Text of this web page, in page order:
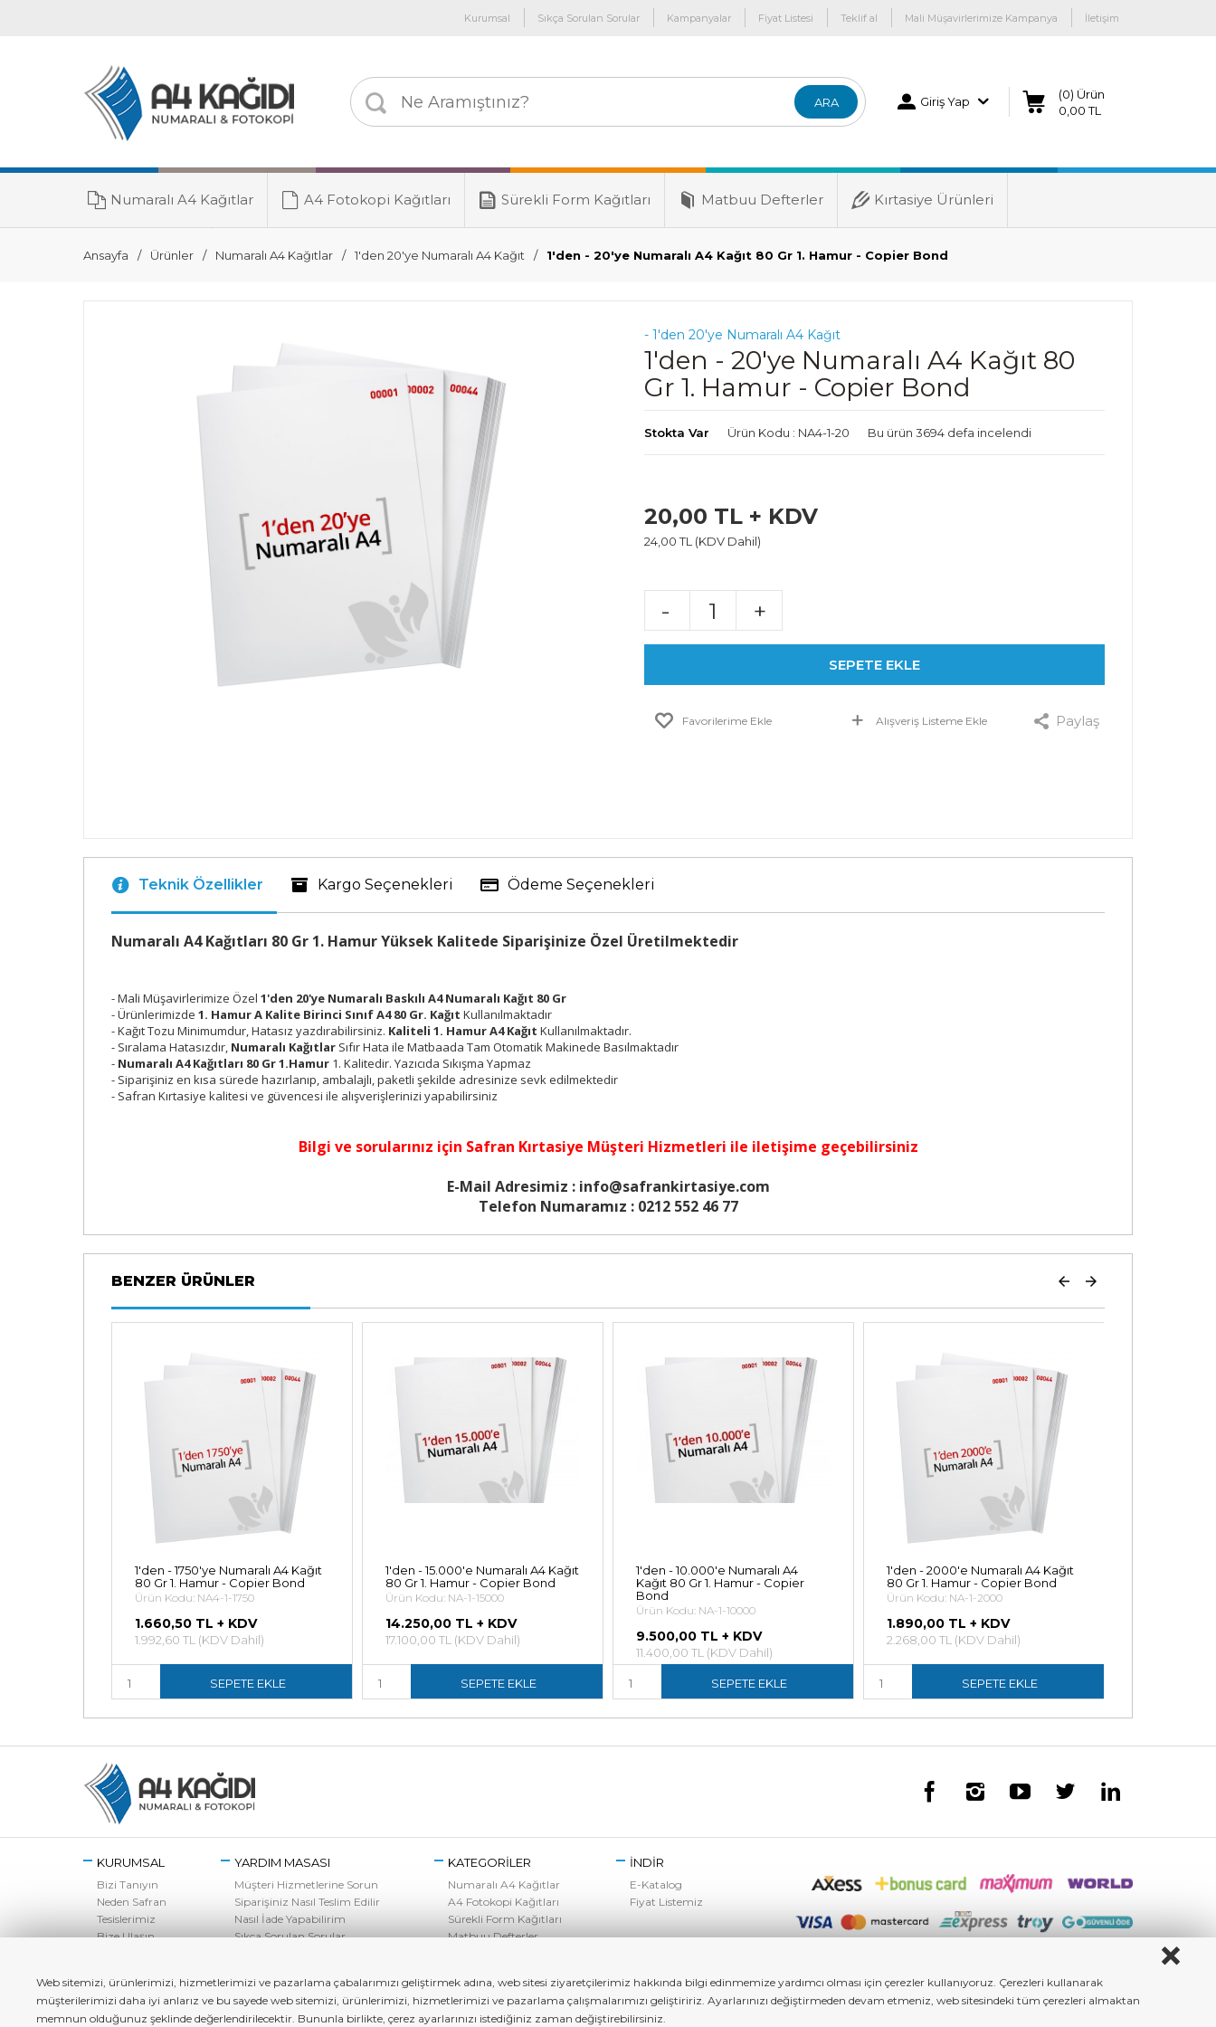
Kurumsal Sıkça Sorulan Sorular Kampanyalar Fiyat Listesi Teklif al Mali Müşavirlerimize Kampanya İletişim
ARA Giriş Yap
(0) Ürün
0,00 TL
Numaralı A4 Kağıtlar A4 Fotokopi Kağıtları Sürekli Form Kağıtları Matbuu Defterler Kırtasiye Ürünleri
Toner Grubu
Ansayfa Ürünler Numaralı A4 Kağıtlar 1'den 20'ye Numaralı A4 Kağıt 1'den - 20'ye Numaralı A4 Kağıt 80 Gr 1. Hamur - Copier Bond
- 1'den 20'ye Numaralı A4 Kağıt
1'den - 20'ye Numaralı A4 Kağıt 80
Gr 1. Hamur - Copier Bond
Stokta Var Ürün Kodu : NA4-1-20 Bu ürün 3694 defa incelendi
20,00 TL + KDV
24,00 TL (KDV Dahil)
- +
SEPETE EKLE
Favorilerime Ekle Alışveriş Listeme Ekle Paylaş
Teknik Özellikler Kargo Seçenekleri Ödeme Seçenekleri
Numaralı A4 Kağıtları 80 Gr 1. Hamur Yüksek Kalitede Siparişinize Özel Üretilmektedir
- Mali Müşavirlerimize Özel 1'den 20'ye Numaralı Baskılı A4 Numaralı Kağıt 80 Gr
- Ürünlerimizde 1. Hamur A Kalite Birinci Sınıf A4 80 Gr. Kağıt Kullanılmaktadır
- Kağıt Tozu Minimumdur, Hatasız yazdırabilirsiniz. Kaliteli 1. Hamur A4 Kağıt Kullanılmaktadır.
- Sıralama Hatasızdır, Numaralı Kağıtlar Sıfır Hata ile Matbaada Tam Otomatik Makinede Basılmaktadır
- Numaralı A4 Kağıtları 80 Gr 1.Hamur 1. Kalitedir. Yazıcıda Sıkışma Yapmaz
- Siparişiniz en kısa sürede hazırlanıp, ambalajlı, paketli şekilde adresinize sevk edilmektedir
- Safran Kırtasiye kalitesi ve güvencesi ile alışverişlerinizi yapabilirsiniz
Bilgi ve sorularınız için Safran Kırtasiye Müşteri Hizmetleri ile iletişime geçebilirsiniz
E-Mail Adresimiz : info@safrankirtasiye.com
Telefon Numaramız : 0212 552 46 77
BENZER ÜRÜNLER
1'den - 1750'ye Numaralı A4 Kağıt
80 Gr 1. Hamur - Copier Bond
Ürün Kodu: NA4-1-1750
1.660,50 TL + KDV
1.992,60 TL (KDV Dahil)
SEPETE EKLE
1'den - 15.000'e Numaralı A4 Kağıt
80 Gr 1. Hamur - Copier Bond
Ürün Kodu: NA-1-15000
14.250,00 TL + KDV
17.100,00 TL (KDV Dahil)
SEPETE EKLE
1'den - 10.000'e Numaralı A4
Kağıt 80 Gr 1. Hamur - Copier
Bond
Ürün Kodu: NA-1-10000
9.500,00 TL + KDV
11.400,00 TL (KDV Dahil)
SEPETE EKLE
1'den - 2000'e Numaralı A4 Kağıt
80 Gr 1. Hamur - Copier Bond
Ürün Kodu: NA-1-2000
1.890,00 TL + KDV
2.268,00 TL (KDV Dahil)
SEPETE EKLE
KURUMSAL
Bizi Tanıyın
Neden Safran
Tesislerimiz
Bize Ulaşın
YARDIM MASASI
Müşteri Hizmetlerine Sorun
Siparişiniz Nasıl Teslim Edilir
Nasıl İade Yapabilirim
Sıkça Sorulan Sorular
KATEGORİLER
Numaralı A4 Kağıtlar
A4 Fotokopi Kağıtları
Sürekli Form Kağıtları
Matbuu Defterler
İNDİR
E-Katalog
Fiyat Listemiz
Web sitemizi, ürünlerimizi, hizmetlerimizi ve pazarlama çabalarımızı geliştirmek adına, web sitesi ziyaretçilerimiz hakkında bilgi edinmemize yardımcı olması için çerezler kullanıyoruz. Çerezleri kullanarak
müşterilerimizi daha iyi anlarız ve bu sayede web sitemizi, ürünlerimizi, hizmetlerimizi ve pazarlama çalışmalarımızı geliştiririz. Ayarlarınızı değiştirmeden devam etmeniz, web sitesindeki tüm çerezleri almaktan
memnun olduğunuz şeklinde değerlendirilecektir. Bununla birlikte, çerez ayarlarınızı istediğiniz zaman değiştirebilirsiniz.